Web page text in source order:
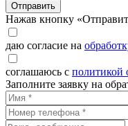
Отправить
Нажав кнопку
даю согласие на
соглашаюсь с политикой
Заполните заявку на